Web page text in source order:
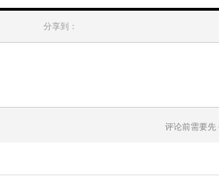
分享到：
评论前需要先